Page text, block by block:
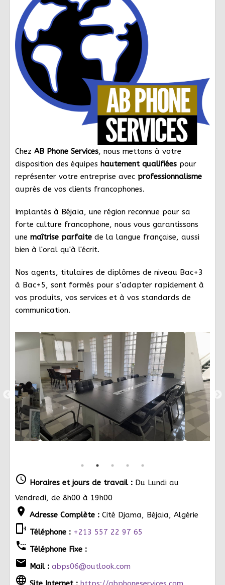
Chez AB Phone Services, nous mettons à votre
disposition des équipes hautement qualifiées pour
représenter votre entreprise avec professionnalisme
auprès de vos clients francophones.
Implantés à Béjaïa, une région reconnue pour sa
forte culture francophone, nous vous garantissons
une maîtrise parfaite de la langue française, aussi
bien à l'oral qu'à l'écrit.
Nos agents, titulaires de diplômes de niveau Bac+3
à Bac+5, sont formés pour s’adapter rapidement à
vos produits, vos services et à vos standards de
communication.
schedule Horaires et jours de travail : Du Lundi au
Vendredi, de 8h00 à 19h00
location_on Adresse Complète : Cité Djama, Béjaia, Algérie
phonelink_ring Téléphone : +213 557 22 97 65
settings_phone Téléphone Fixe :
email Mail : abps06@outlook.com
language